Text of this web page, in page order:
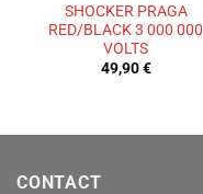
SHOCKER PRAGA
RED/BLACK 3 000 000
VOLTS
49,90€
CONTACT